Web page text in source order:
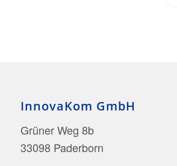
InnovaKom GmbH
Grüner Weg 8b
33098 Paderborn